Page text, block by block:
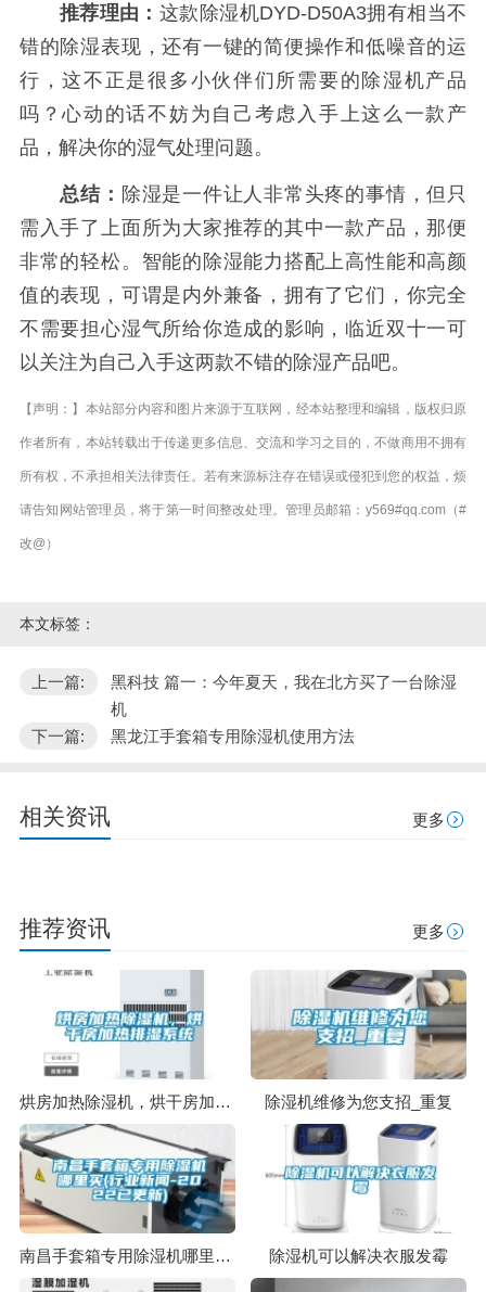
推荐理由： 这款除湿机DYD-D50A3拥有相当不
错的除湿表现，还有一键的简便操作和低噪音的运
行，这不正是很多小伙伴们所需要的除湿机产品
吗？心动的话不妨为自己考虑入手上这么一款产
品，解决你的湿气处理问题。
总结： 除湿是一件让人非常头疼的事情，但只
需入手了上面所为大家推荐的其中一款产品，那便
非常的轻松。智能的除湿能力搭配上高性能和高颜
值的表现，可谓是内外兼备，拥有了它们，你完全
不需要担心湿气所给你造成的影响，临近双十一可
以关注为自己入手这两款不错的除湿产品吧。
【声明：】本站部分内容和图片来源于互联网，经本站整理和编辑，版权归原
作者所有，本站转载出于传递更多信息、交流和学习之目的，不做商用不拥有
所有权，不承担相关法律责任。若有来源标注存在错误或侵犯到您的权益，烦
请告知网站管理员，将于第一时间整改处理。管理员邮箱：y569#qq.com（#
改@）
本文标签：
上一篇:
黑科技 篇一：今年夏天，我在北方买了一台除湿
机
下一篇:
黑龙江手套箱专用除湿机使用方法
相关资讯 更多
推荐资讯 更多
烘房加热除湿机，烘干房加热排湿系统 除湿机维修为您支招_重复
南昌手套箱专用除湿机哪里买(行业新闻-2022已更新) 除湿机可以解决衣服发霉